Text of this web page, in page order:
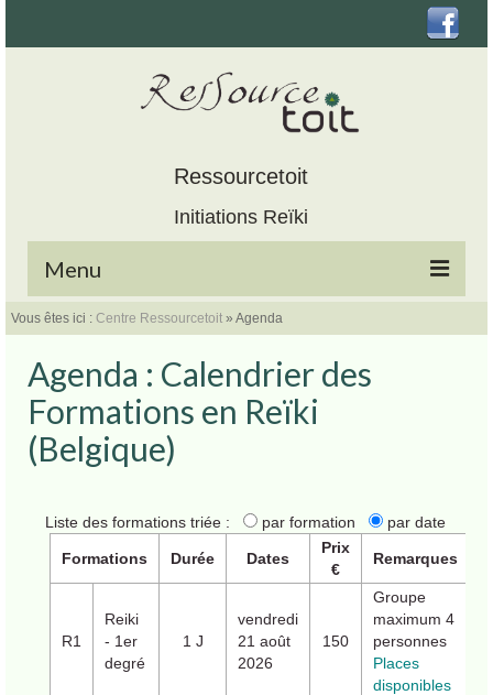
Ressourcetoit
Initiations Reïki
Menu
Accueil
Initiations Reïki
Agenda
Inscription
Contact
Vous êtes ici : Centre Ressourcetoit » Agenda
Agenda : Calendrier des
Formations en Reïki
(Belgique)
Liste des formations triée : par formation par date
Formations Durée Dates
Prix
€
Remarques
R1
Reiki
- 1er
degré
1 J
vendredi
21 août
2026
150
Groupe
maximum 4
personnes
Places
disponibles